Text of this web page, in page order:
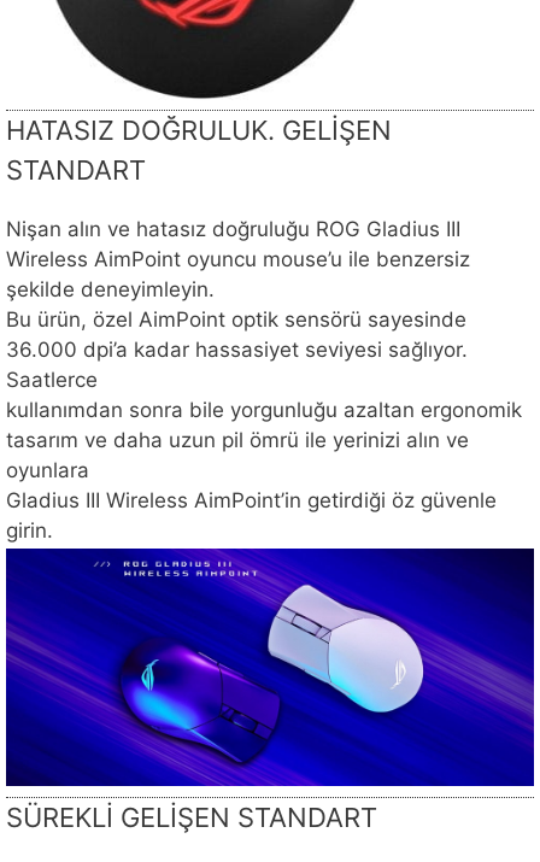
HATASIZ DOĞRULUK. GELİŞEN
STANDART
Nişan alın ve hatasız doğruluğu ROG Gladius III
Wireless AimPoint oyuncu mouse’u ile benzersiz
şekilde deneyimleyin.
Bu ürün, özel AimPoint optik sensörü sayesinde
36.000 dpi’a kadar hassasiyet seviyesi sağlıyor.
Saatlerce
kullanımdan sonra bile yorgunluğu azaltan ergonomik
tasarım ve daha uzun pil ömrü ile yerinizi alın ve
oyunlara
Gladius III Wireless AimPoint’in getirdiği öz güvenle
girin.
SÜREKLİ GELİŞEN STANDART